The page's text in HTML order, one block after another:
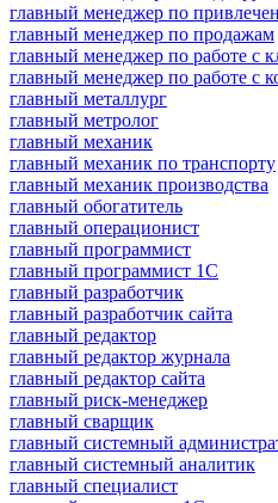
главный менеджер по
главный менеджер по продажам
главный менеджер по работе с
главный менеджер по работе с
главный металлург
главный метролог
главный механик
главный механик по транспорту
главный механик производства
главный обогатитель
главный операционист
главный программист
главный программист 1С
главный разработчик
главный разработчик сайта
главный редактор
главный редактор журнала
главный редактор сайта
главный риск-менеджер
главный сварщик
главный системный
главный системный аналитик
главный специалист